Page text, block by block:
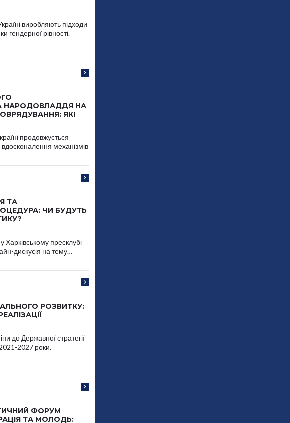
виробляють підходи
гендерної рівності.
НАРОДОВЛАДДЯ НА
ЯКІ
продовжується
механізмів
ТА
ЧИ БУДУТЬ
Харківському пресклубі
дискусія на тему…
РОЗВИТКУ:
до Державної стратегії
2027 роки.
ФОРУМ
ТА МОЛОДЬ: